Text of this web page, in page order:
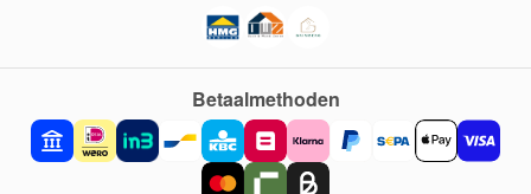
Betaalmethoden